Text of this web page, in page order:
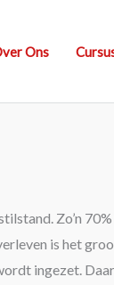
Ons
Zo’n
is het
ingezet.